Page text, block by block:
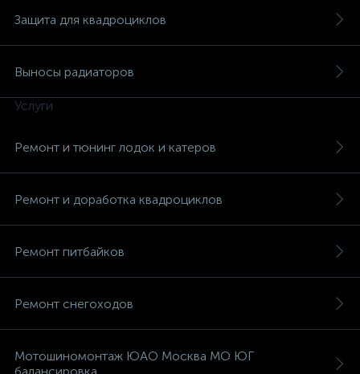
Защита для квадроциклов
Выносы радиаторов
Услуги
Ремонт и тюнинг лодок и катеров
Ремонт и доработка квадроциклов
Ремонт питбайков
Ремонт снегоходов
Мотошиномонтаж ЮАО Москва МО ЮГ